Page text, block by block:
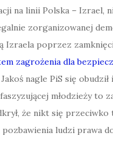
na linii Polska – Izrael,
zorganizowanej
Izraela poprzez
zagrożenia dla
Jakoś nagle PiS się obudził
młodzieży to
że nikt się przeciwko
pozbawienia ludzi prawa